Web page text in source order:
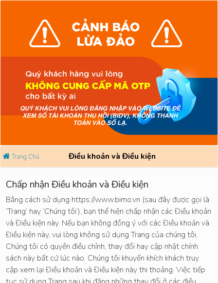
Trang Chủ Điều khoản và Điều kiện
Chấp nhận Điều khoản và Điều kiện
Bằng cách sử dụng https://www.bimo.vn (sau đây được gọi là
‘Trang’ hay ‘Chúng tôi’), bạn thể hiện chấp nhận các Điều khoản
và Điều kiện này. Nếu bạn không đồng ý với các Điều khoản và
Điều kiện này, vui lòng không sử dụng Trang của chúng tôi.
Chúng tôi có quyền điều chỉnh, thay đổi hay cập nhật chính
sách này bất cứ lúc nào. Chúng tôi khuyến khích khách truy
cập xem lại Điều khoản và Điều kiện này thi thoảng. Việc tiếp